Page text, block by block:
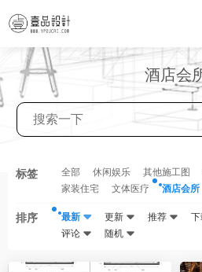
酒店会
标签 全部 休闲娱乐 其他施工图
家装住宅
文体医疗 酒店会所
排序 最新 更新 推荐
评论
随机